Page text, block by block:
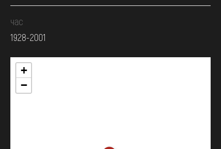
час
1928-2001
+
−